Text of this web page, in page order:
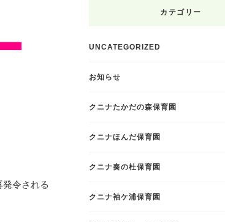
令される
カテゴリー
UNCATEGORIZED
お知らせ
クニナたかだの森保育園
クニナほんだ保育園
クニナ奏の杜保育園
クニナ袖ケ浦保育園